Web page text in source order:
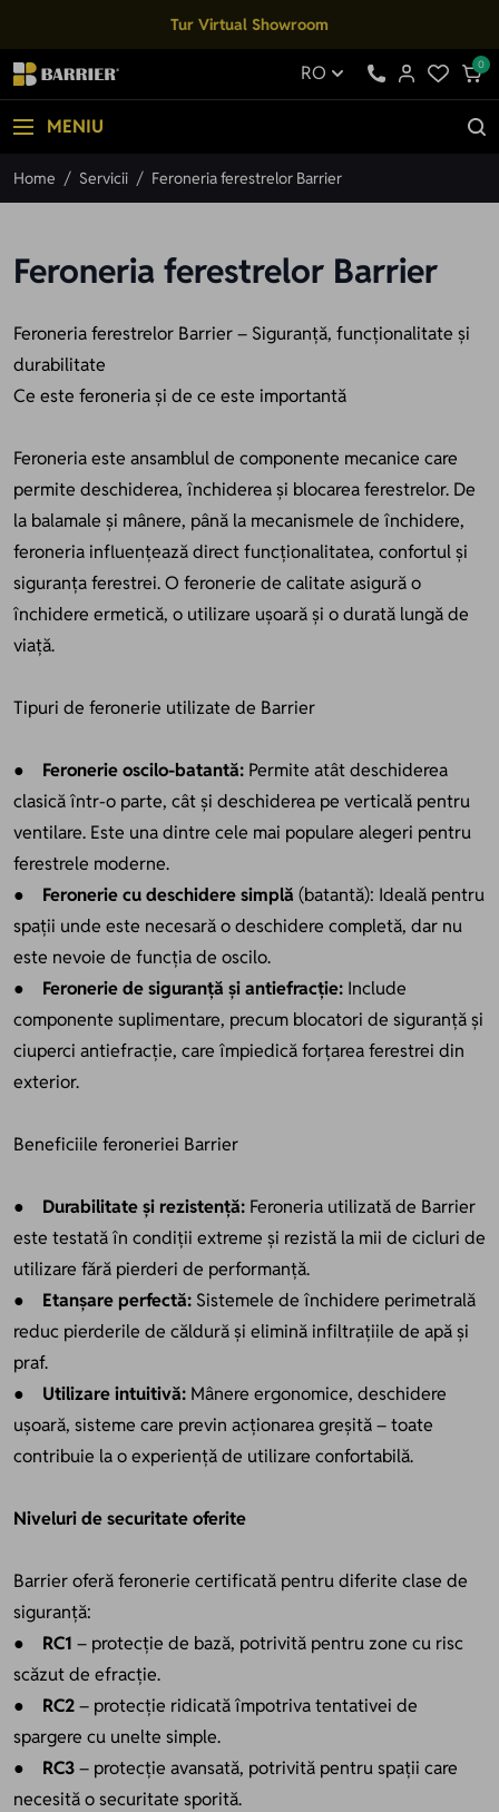
Tur Virtual Showroom
RO 0
MENIU
Home / Servicii / Feroneria ferestrelor Barrier
Feroneria ferestrelor Barrier
Feroneria ferestrelor Barrier – Siguranță, funcționalitate și
durabilitate
Ce este feroneria și de ce este importantă
Feroneria este ansamblul de componente mecanice care
permite deschiderea, închiderea și blocarea ferestrelor. De
la balamale și mânere, până la mecanismele de închidere,
feroneria influențează direct funcționalitatea, confortul și
siguranța ferestrei. O feronerie de calitate asigură o
închidere ermetică, o utilizare ușoară și o durată lungă de
viață.
Tipuri de feronerie utilizate de Barrier
● Feronerie oscilo-batantă: Permite atât deschiderea
clasică într-o parte, cât și deschiderea pe verticală pentru
ventilare. Este una dintre cele mai populare alegeri pentru
ferestrele moderne.
●
Feronerie cu deschidere simplă (batantă): Ideală pentru
spații unde este necesară o deschidere completă, dar nu
este nevoie de funcția de oscilo.
● Feronerie de siguranță și antiefracție: Include
componente suplimentare, precum blocatori de siguranță și
ciuperci antiefracție, care împiedică forțarea ferestrei din
exterior.
Beneficiile feroneriei Barrier
● Durabilitate și rezistență: Feroneria utilizată de Barrier
este testată în condiții extreme și rezistă la mii de cicluri de
utilizare fără pierderi de performanță.
● Etanșare perfectă: Sistemele de închidere perimetrală
reduc pierderile de căldură și elimină infiltrațiile de apă și
praf.
● Utilizare intuitivă: Mânere ergonomice, deschidere
ușoară, sisteme care previn acționarea greșită – toate
contribuie la o experiență de utilizare confortabilă.
Niveluri de securitate oferite
Barrier oferă feronerie certificată pentru diferite clase de
siguranță:
●
RC1 – protecție de bază, potrivită pentru zone cu risc
scăzut de efracție.
● RC2– protecție ridicată împotriva tentativei de
spargere cu unelte simple.
● RC3– protecție avansată, potrivită pentru spații care
necesită o securitate sporită.